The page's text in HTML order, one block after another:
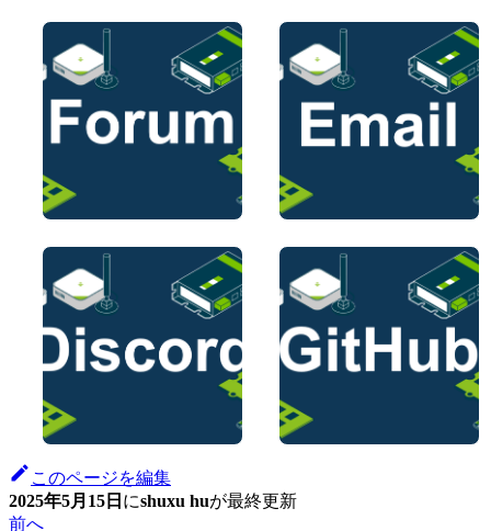
このページを編集
2025年5月15日 にshuxu huが最終更新
前へ